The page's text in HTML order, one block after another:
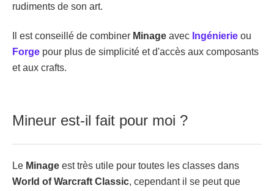
rudiments de son art.
Il est conseillé de combiner Minage avec Ingénierie ou
Forge pour plus de simplicité et d'accès aux composants
et aux crafts.
Mineur est-il fait pour moi ?
Le Minage est très utile pour toutes les classes dans
World of Warcraft Classic, cependant il se peut que